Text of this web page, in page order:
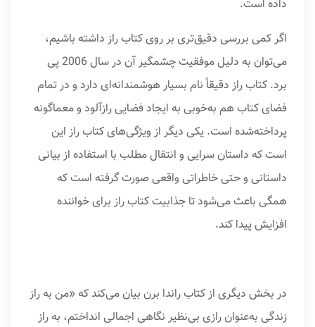
داده است.
اگر کمی بررسی دقیق‌تری بر روی کتاب راز داشته باشیم،
می‌توان به دلیل موفقیت چشمگیر آن در سال 2006 پی
برد. کتاب راز دقیقاً نام بسیار هوشمندانه‌ای دارد و در تمام
فضای کتاب هم به‌خوبی به ایجاد فضایی رازآلود و معماگونه
پرداخته‌شده است. یکی دیگر از ویژگی‌های کتاب راز این
است که داستان سرایی و انتقال مطلب با استفاده از بیانی
داستانی و حتی خاطراتی واقعی صورت گرفته است که
همگی باعث می‌شود تا جذابیت کتاب راز برای خواننده
افزایش پیدا کند.
در بخش دیگری از کتاب راندا برن بیان می‌کند که «من به راز
زندگی به‌عنوان رازی بی‌نظیر نگاهی اجمالی انداختم، به راز